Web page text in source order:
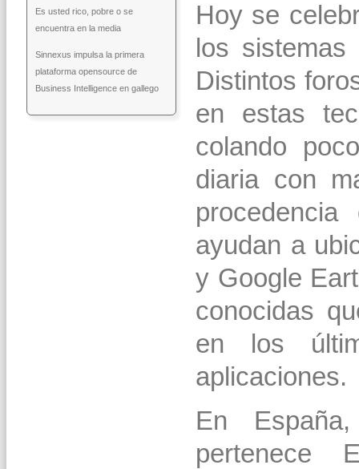
Es usted rico, pobre o se
encuentra en la media
Sinnexus impulsa la primera
plataforma opensource de
Business Intelligence en gallego
Hoy se
los
Distintos
en estas
colando
diaria con
ayudan a
y Google
conocidas
en los
aplicaciones.
En
pertenece